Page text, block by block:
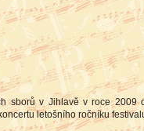
sborů v Jihlavě v roce 2009
letošního ročníku